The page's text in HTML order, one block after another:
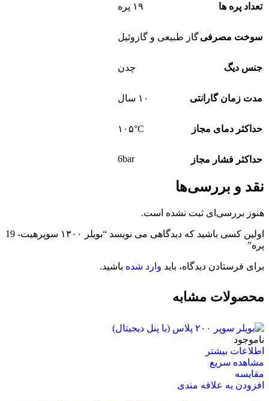
تعداد پره ها ۱۹ پره
سوخت مصرفیگاز طبیعی و گازوئیل
جنس دیگ چدن
مدت زمان گارانتی ۱۰ سال
حداکثر دمای مجاز ۱۰۵°C
حداکثر فشار مجاز 6bar
نقد و بررسی‌ها
هنوز بررسی‌ای ثبت نشده است.
اولین کسی باشید که دیدگاهی می نویسد “بویلر ۱۳۰۰ سوپرهیت- 19
پره”
برای فرستادن دیدگاه، باید وارد شده باشید.
محصولات مشابه
ناموجود
اطلاعات بیشتر
مشاهده سریع
مقایسه
افزودن به علاقه مندی